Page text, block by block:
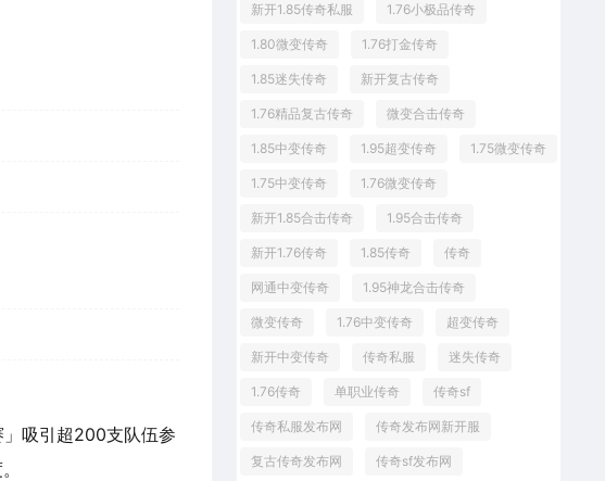
」吸引超200支队伍参
新开1.85传奇私服 1.76小极品传奇
1.80微变传奇 1.76打金传奇
1.85迷失传奇 新开复古传奇
1.76精品复古传奇 微变合击传奇
1.85中变传奇 1.95超变传奇 1.75微变传奇
1.75中变传奇 1.76微变传奇
新开1.85合击传奇 1.95合击传奇
新开1.76传奇 1.85传奇 传奇
网通中变传奇 1.95神龙合击传奇
微变传奇 1.76中变传奇 超变传奇
新开中变传奇 传奇私服 迷失传奇
1.76传奇 单职业传奇 传奇sf
传奇私服发布网 传奇发布网新开服
复古传奇发布网 传奇sf发布网